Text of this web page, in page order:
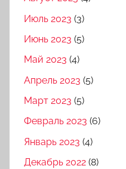
Июль 2023 (3)
Июнь 2023 (5)
Май 2023 (4)
Апрель 2023 (5)
Март 2023 (5)
Февраль 2023 (6)
Январь 2023 (4)
Декабрь 2022 (8)